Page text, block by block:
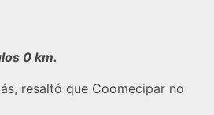
0 km.
resaltó que Coomecipar no